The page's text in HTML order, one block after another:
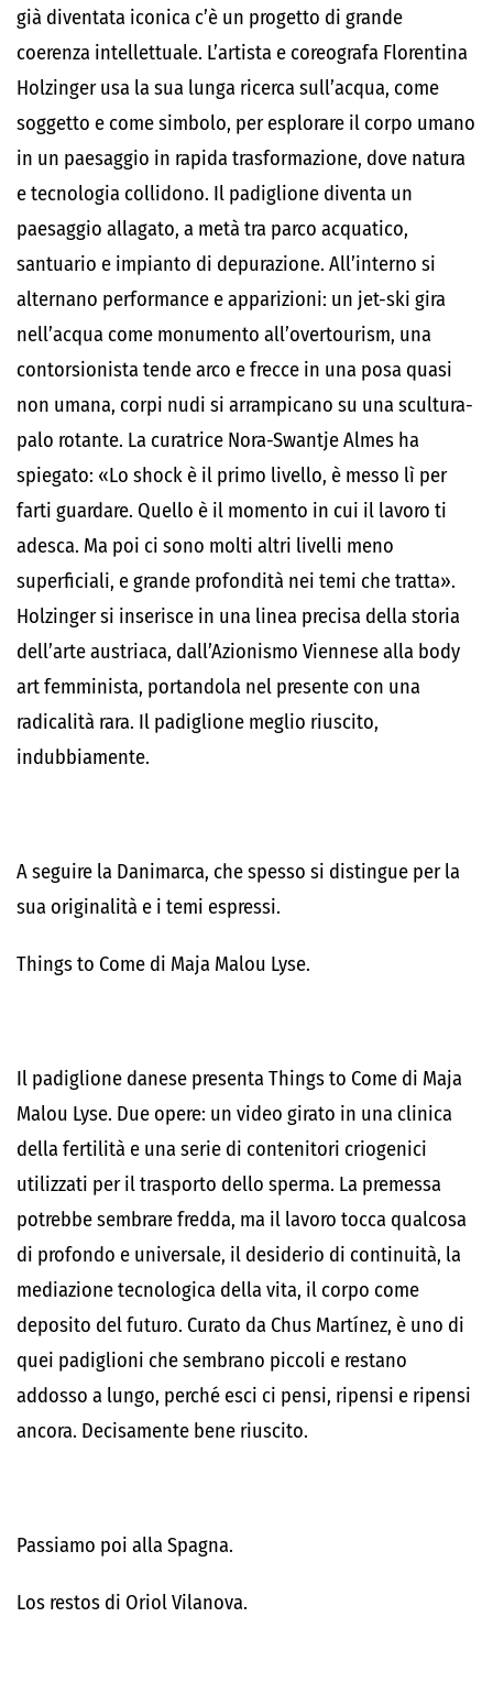
già diventata iconica c’è un progetto di grande
coerenza intellettuale. L’artista e coreografa Florentina
Holzinger usa la sua lunga ricerca sull’acqua, come
soggetto e come simbolo, per esplorare il corpo umano
in un paesaggio in rapida trasformazione, dove natura
e tecnologia collidono. Il padiglione diventa un
paesaggio allagato, a metà tra parco acquatico,
santuario e impianto di depurazione. All’interno si
alternano performance e apparizioni: un jet-ski gira
nell’acqua come monumento all’overtourism, una
contorsionista tende arco e frecce in una posa quasi
non umana, corpi nudi si arrampicano su una scultura-
palo rotante. La curatrice Nora-Swantje Almes ha
spiegato: «Lo shock è il primo livello, è messo lì per
farti guardare. Quello è il momento in cui il lavoro ti
adesca. Ma poi ci sono molti altri livelli meno
superficiali, e grande profondità nei temi che tratta».
Holzinger si inserisce in una linea precisa della storia
dell’arte austriaca, dall’Azionismo Viennese alla body
art femminista, portandola nel presente con una
radicalità rara. Il padiglione meglio riuscito,
indubbiamente.
A seguire la Danimarca, che spesso si distingue per la
sua originalità e i temi espressi.
Things to Come di Maja Malou Lyse.
Il padiglione danese presenta Things to Come di Maja
Malou Lyse. Due opere: un video girato in una clinica
della fertilità e una serie di contenitori criogenici
utilizzati per il trasporto dello sperma. La premessa
potrebbe sembrare fredda, ma il lavoro tocca qualcosa
di profondo e universale, il desiderio di continuità, la
mediazione tecnologica della vita, il corpo come
deposito del futuro. Curato da Chus Martínez, è uno di
quei padiglioni che sembrano piccoli e restano
addosso a lungo, perché esci ci pensi, ripensi e ripensi
ancora. Decisamente bene riuscito.
Passiamo poi alla Spagna.
Los restos di Oriol Vilanova.